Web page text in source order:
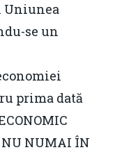
Uniunea
se un
prima dată
NU NUMAI ÎN